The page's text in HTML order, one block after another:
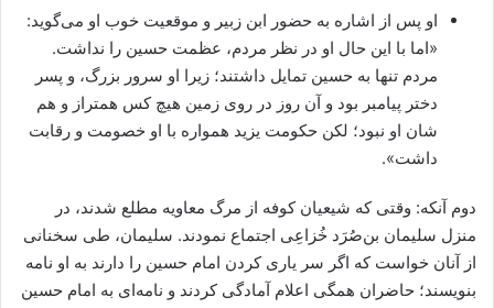
او پس از اشاره به حضور ابن زبیر و موقعیت خوب او می‌گوید:
«اما با این حال او در نظر مردم، عظمت حسین را نداشت.
مردم تنها به حسین تمایل داشتند؛ زیرا او سرور بزرگ، و پسر
دختر پیامبر بود و آن روز در روی زمین هیچ کس همتراز و هم
شان او نبود؛ لکن حکومت یزید همواره با او خصومت و رقابت
داشت».
دوم آنکه: وقتی که شیعیان کوفه از مرگ‏ معاویه مطلع شدند، در
منزل سلیمان بن‌صُرَد خُزاعِی اجتماع نمودند. سلیمان، طی سخنانی
از آنان خواست که اگر سر یاری کردن امام حسین را دارند به او نامه
بنویسند؛ حاضران همگی اعلام آمادگی کردند و نامه‌ای به امام حسین